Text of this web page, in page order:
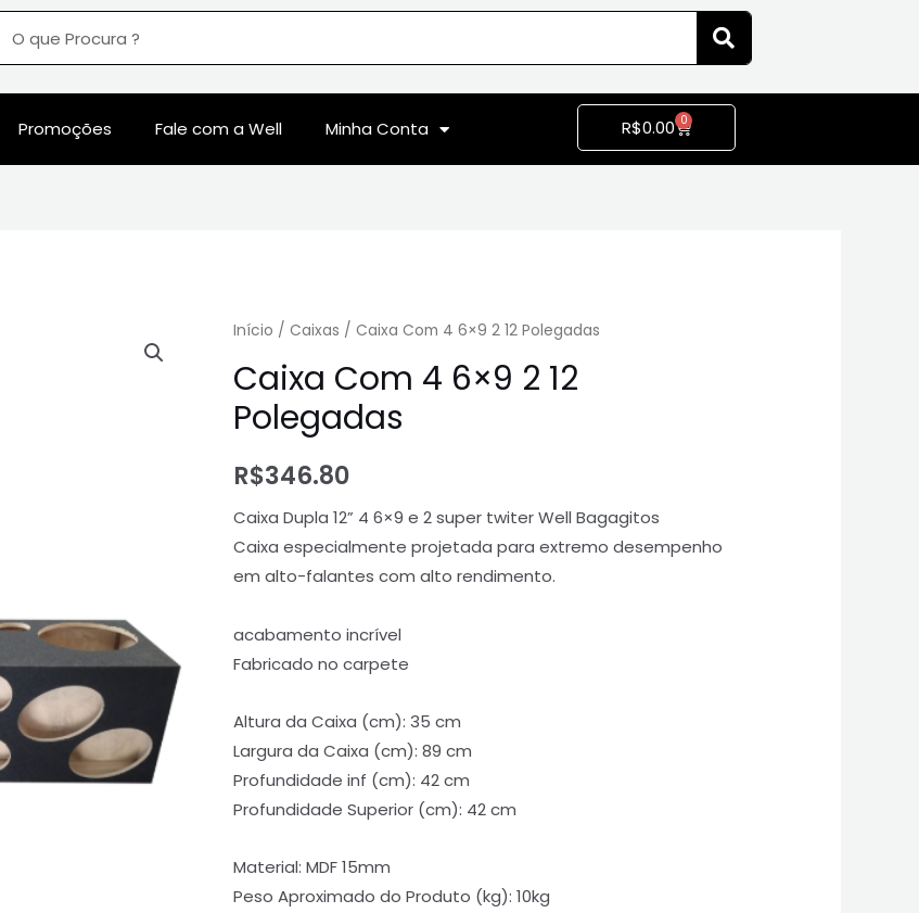
Promoções Fale com a Well Minha Conta R$0.00 0
Início / Caixas / Caixa Com 4 6×9 2 12 Polegadas
Caixa Com 4 6×9 2 12
Polegadas
R$346.80
Caixa Dupla 12” 4 6×9 e 2 super twiter Well Bagagitos
Caixa especialmente projetada para extremo desempenho
em alto-falantes com alto rendimento.
acabamento incrível
Fabricado no carpete
Altura da Caixa (cm): 35 cm
Largura da Caixa (cm): 89 cm
Profundidade inf (cm): 42 cm
Profundidade Superior (cm): 42 cm
Material: MDF 15mm
Peso Aproximado do Produto (kg): 10kg